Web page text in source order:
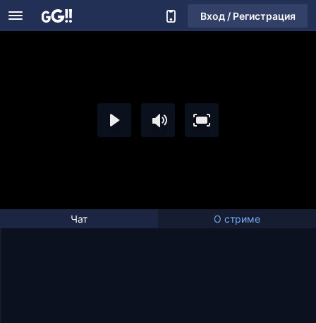
Вход / Регистрация
Чат О стриме